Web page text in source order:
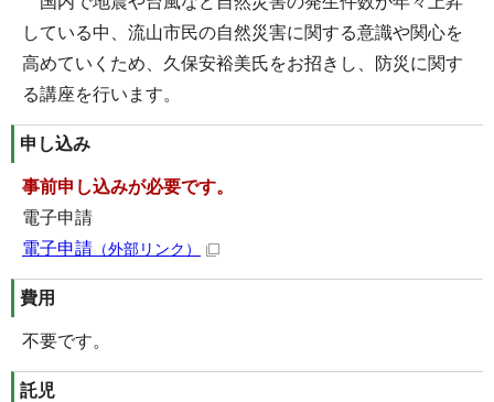
している中、流山市民の自然災害に関する意識や関心を
高めていくため、久保安裕美氏をお招きし、防災に関す
る講座を行います。
申し込み
事前申し込みが必要です。
電子申請
電子申請 （外部リンク）
費用
不要です。
託児